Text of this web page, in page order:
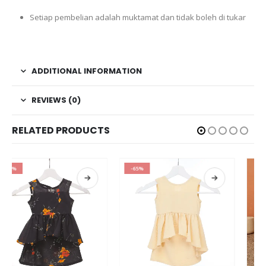
Setiap pembelian adalah muktamat dan tidak boleh di tukar
ADDITIONAL INFORMATION
REVIEWS (0)
RELATED PRODUCTS